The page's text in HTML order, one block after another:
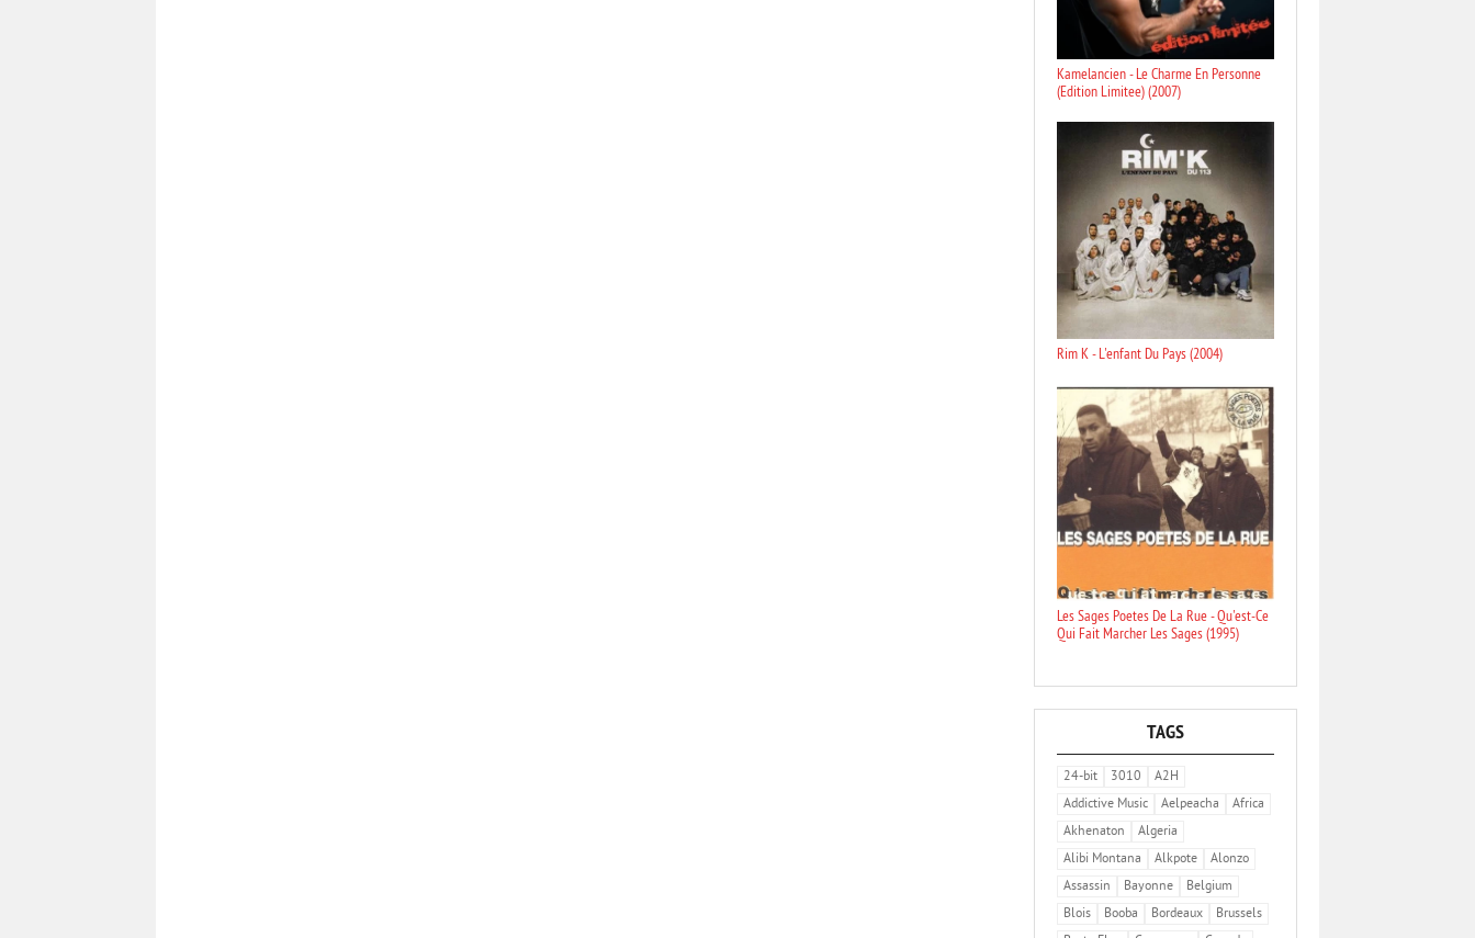
Kamelancien - Le Charme En Personne
(Edition Limitee) (2007)
Rim K - L'enfant Du Pays (2004)
Les Sages Poetes De La Rue - Qu'est-Ce
Qui Fait Marcher Les Sages (1995)
TAGS
24-bit 3010
A2H
Addictive Music
Aelpeacha
Africa
Akhenaton
Algeria
Alibi Montana
Alkpote
Alonzo
Assassin
Bayonne
Belgium
Blois
Booba Bordeaux
Brussels